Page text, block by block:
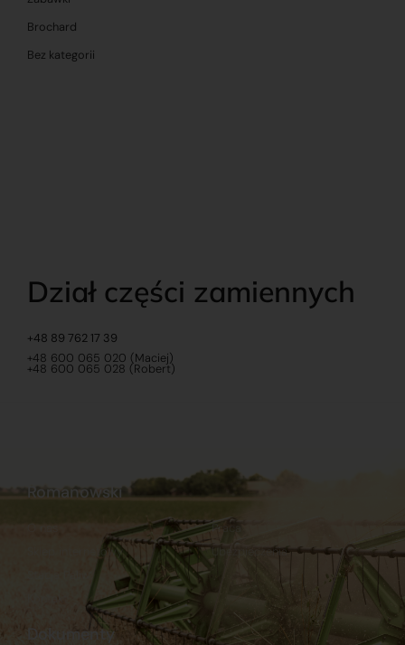
Brochard
Bez kategorii
Dział części zamiennych
+48 89 762 17 39
+48 600 065 020 (Maciej)
+48 600 065 028 (Robert)
Dokumenty
Romanowski
Sklep internetowy
Praca
Ubezpieczenia